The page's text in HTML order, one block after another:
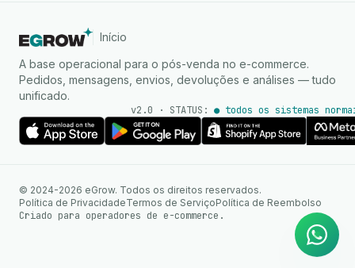
Início
A base operacional para o pós-venda no e-commerce.
Pedidos, mensagens, envios, devoluções e análises — tudo
unificado.
v2.0 · STATUS: ● todos os sistemas
© 2024-2026 eGrow. Todos os direitos reservados.
Política de PrivacidadeTermos de ServiçoPolítica de Reembolso
Criado para operadores de e-commerce.
WhatsApp